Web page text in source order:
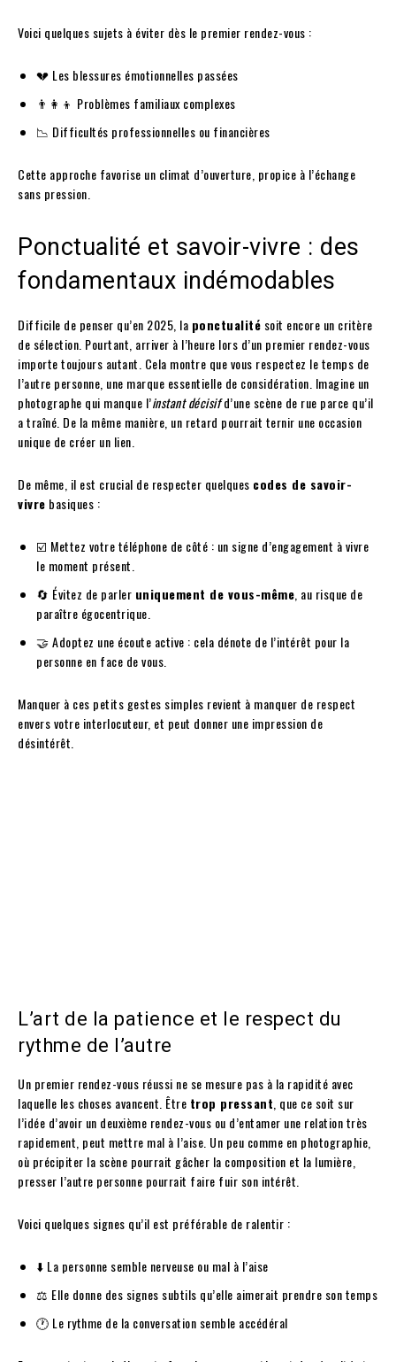
Voici quelques sujets à éviter dès le premier rendez-vous :
💔 Les blessures émotionnelles passées
👨‍👩‍👦 Problèmes familiaux complexes
📉 Difficultés professionnelles ou financières
Cette approche favorise un climat d’ouverture, propice à l’échange
sans pression.
Ponctualité et savoir-vivre : des
fondamentaux indémodables
Difficile de penser qu’en 2025, la ponctualité soit encore un critère
de sélection. Pourtant, arriver à l’heure lors d’un premier rendez-vous
importe toujours autant. Cela montre que vous respectez le temps de
l’autre personne, une marque essentielle de considération. Imagine un
photographe qui manque l’instant décisifd’une scène de rue parce qu’il
a traîné. De la même manière, un retard pourrait ternir une occasion
unique de créer un lien.
De même, il est crucial de respecter quelques codes de savoir-
vivre basiques :
☑️ Mettez votre téléphone de côté : un signe d’engagement à vivre
le moment présent.
🔄 Évitez de parler uniquement de vous-même , au risque de
paraître égocentrique.
🤝 Adoptez une écoute active : cela dénote de l’intérêt pour la
personne en face de vous.
Manquer à ces petits gestes simples revient à manquer de respect
envers votre interlocuteur, et peut donner une impression de
désintérêt.
L’art de la patience et le respect du
rythme de l’autre
Un premier rendez-vous réussi ne se mesure pas à la rapidité avec
laquelle les choses avancent. Être trop pressant , que ce soit sur
l’idée d’avoir un deuxième rendez-vous ou d’entamer une relation très
rapidement, peut mettre mal à l’aise. Un peu comme en photographie,
où précipiter la scène pourrait gâcher la composition et la lumière,
presser l’autre personne pourrait faire fuir son intérêt.
Voici quelques signes qu’il est préférable de ralentir :
⬇️ La personne semble nerveuse ou mal à l’aise
⚖️ Elle donne des signes subtils qu’elle aimerait prendre son temps
🕐 Le rythme de la conversation semble accédéral